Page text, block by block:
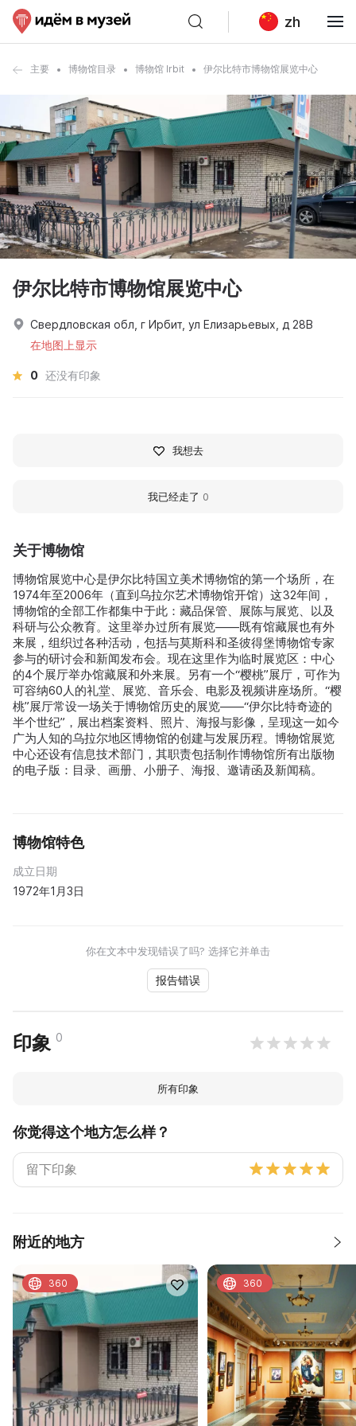
zh
主要 博物馆目录 博物馆 Irbit 伊尔比特市博物馆展览中心
关于博物馆
博物馆展览中心是伊尔比特国立美术博物馆的第一个场所，在
1974年至2006年（直到乌拉尔艺术博物馆开馆）这32年间，
博物馆的全部工作都集中于此：藏品保管、展陈与展览、以及
科研与公众教育。这里举办过所有展览——既有馆藏展也有外
来展，组织过各种活动，包括与莫斯科和圣彼得堡博物馆专家
参与的研讨会和新闻发布会。现在这里作为临时展览区：中心
的4个展厅举办馆藏展和外来展。另有一个“樱桃”展厅，可作为
可容纳60人的礼堂、展览、音乐会、电影及视频讲座场所。“樱
桃”展厅常设一场关于博物馆历史的展览——“伊尔比特奇迹的
半个世纪”，展出档案资料、照片、海报与影像，呈现这一如今
广为人知的乌拉尔地区博物馆的创建与发展历程。博物馆展览
中心还设有信息技术部门，其职责包括制作博物馆所有出版物
的电子版：目录、画册、小册子、海报、邀请函及新闻稿。
博物馆特色
成立日期
1972年1月3日
你在文本中发现错误了吗? 选择它并单击
报告错误
印象 0
所有印象
你觉得这个地方怎么样？
附近的地方
360 360
伊尔比特市博物馆展览中心
Свердловская обл, г Ирбит, ул Елизарьевых, д 28В
在地图上显示
0 还没有印象
我想去
我已经走了 0